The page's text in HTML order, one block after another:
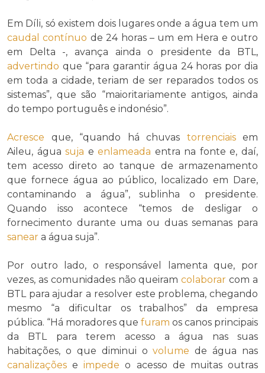
Em Díli, só existem dois lugares onde a água tem um
caudalcontínuo de 24 horas – um em Hera e outro
em Delta -, avança ainda o presidente da BTL,
advertindo que “para garantir água 24 horas por dia
em toda a cidade, teriam de ser reparados todos os
sistemas”, que são “maioritariamente antigos, ainda
do tempo português e indonésio”.
Acresce que, “quando há chuvas torrenciaisem
Aileu, águasuja eenlameada entra na fonte e, daí,
tem acesso direto ao tanque de armazenamento
que fornece água ao público, localizado em Dare,
contaminando a água”, sublinha o presidente.
Quando isso acontece “temos de desligar o
fornecimento durante uma ou duas semanas para
sanear a água suja”.
Por outro lado, o responsável lamenta que, por
vezes, as comunidades não queiramcolaborar com a
BTL para ajudar a resolver este problema, chegando
mesmo “a dificultar os trabalhos” da empresa
pública. “Há moradores que furam os canos principais
da BTL para terem acesso a água nas suas
habitações, o que diminui ovolumede água nas
canalizações eimpede o acesso de muitas outras